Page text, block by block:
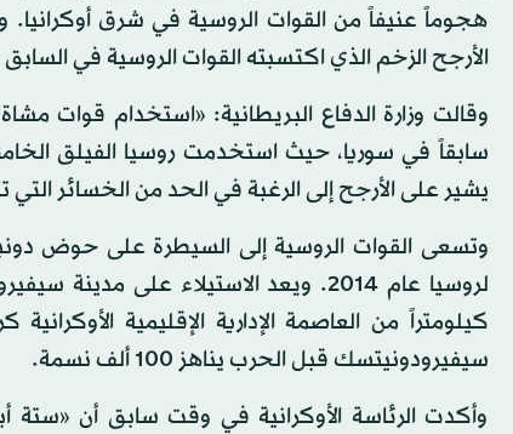
هجوماً عنيفاً من القوات الروسية في شرق
الأرجح الزخم الذي اكتسبته القوات الروسية في السابق
وقالت وزارة الدفاع البريطانية: «استخدام
سابقاً في سوريا، حيث استخدمت روسيا الفيلق
يشير على الأرجح إلى الرغبة في الحد من الخسائر التي
وتسعى القوات الروسية إلى السيطرة على حوض
كيلومتراً من العاصمة الإدارية الإقليمية
سيفيرودونيتسك قبل الحرب يناهز 100 ألف نسمة.
وأكدت الرئاسة الأوكرانية في وقت سابق أن